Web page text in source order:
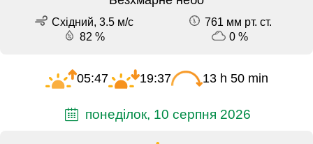
Східний, 3.5 м/с
761 мм рт. ст.
82 %
0 %
05:47 19:37 13 h 50 min
понеділок, 10 серпня 2026